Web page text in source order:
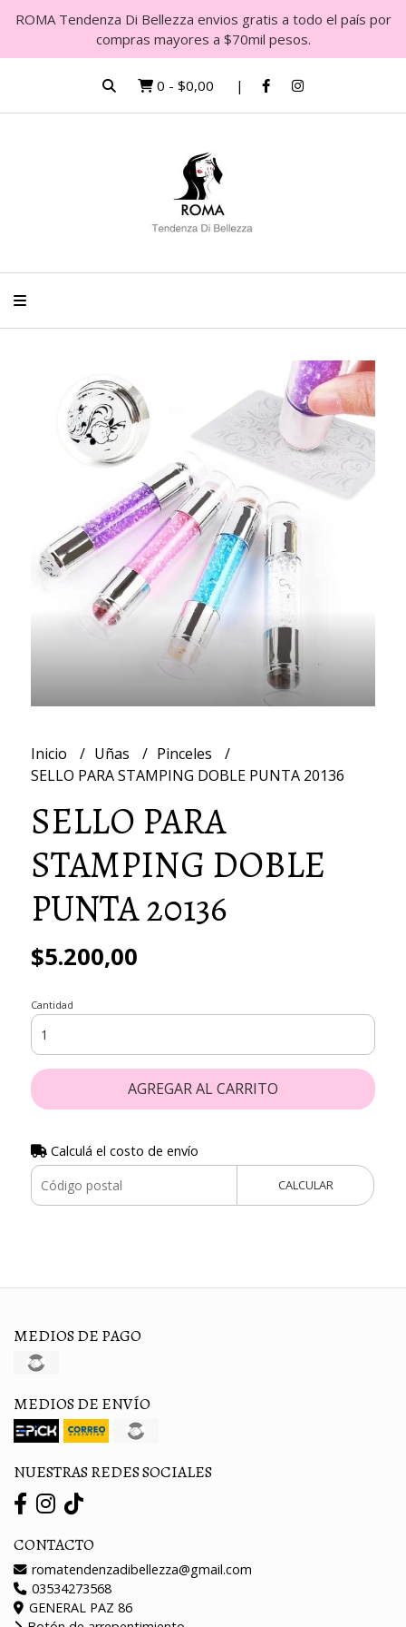
ROMA Tendenza Di Bellezza envios gratis a todo el país por
compras mayores a $70mil pesos.
0 - $0,00
Inicio Uñas
Pinceles
SELLO PARA STAMPING DOBLE PUNTA 20136
SELLO PARA
STAMPING DOBLE
PUNTA 20136
$5.200,00
Cantidad
AGREGAR AL CARRITO
Calculá el costo de envío
CALCULAR
MEDIOS DE PAGO
MEDIOS DE ENVÍO
NUESTRAS REDES SOCIALES
CONTACTO
romatendenzadibellezza@gmail.com
03534273568
GENERAL PAZ 86